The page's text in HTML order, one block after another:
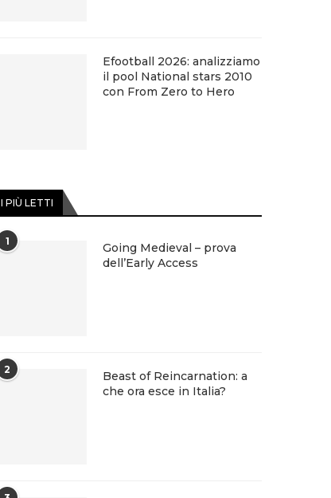
Efootball 2026: analizziamo
il pool National stars 2010
con From Zero to Hero
I PIÙ LETTI
1
Going Medieval – prova
dell’Early Access
2
Beast of Reincarnation: a
che ora esce in Italia?